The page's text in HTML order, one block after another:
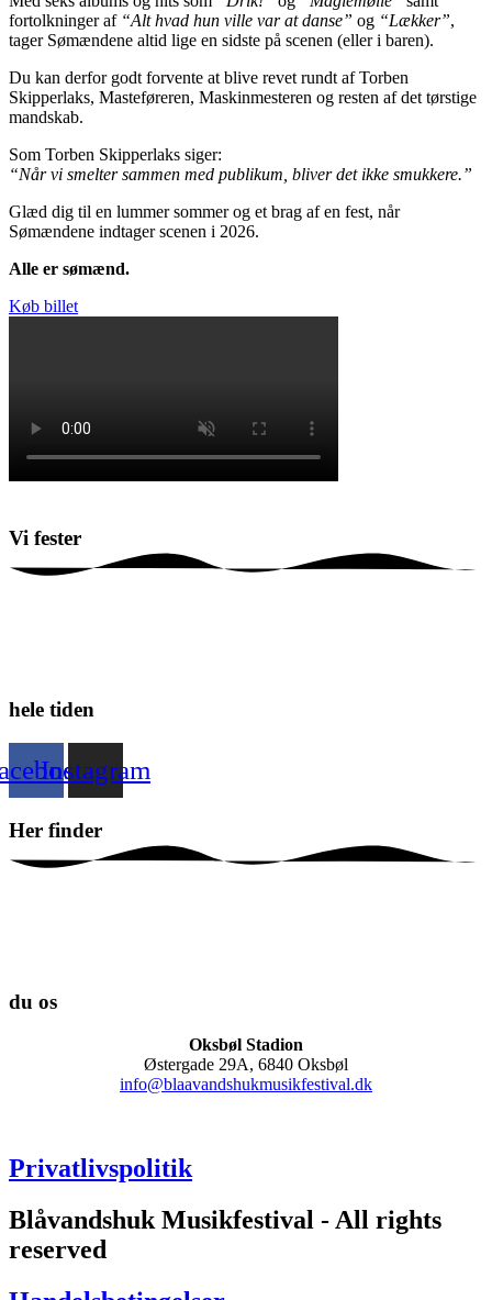
fortolkninger af “Alt hvad hun ville var at danse” og “Lækker”,
tager Sømændene altid lige en sidste på scenen (eller i baren).
Du kan derfor godt forvente at blive revet rundt af Torben
Skipperlaks, Masteføreren, Maskinmesteren og resten af det tørstige
mandskab.
Som Torben Skipperlaks siger:
“Når vi smelter sammen med publikum, bliver det ikke smukkere.”
Glæd dig til en lummer sommer og et brag af en fest, når
Sømændene indtager scenen i 2026.
Alle er sømænd.
Køb billet
Vi fester
hele tiden
Instagram
Her finder
du os
Oksbøl Stadion
Østergade 29A, 6840 Oksbøl
info@blaavandshukmusikfestival.dk
Privatlivspolitik
Blåvandshuk Musikfestival - All rights
reserved